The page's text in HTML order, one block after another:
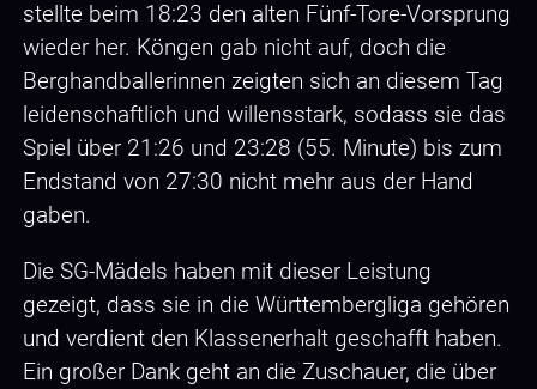
stellte beim 18:23 den alten Fünf-Tore-Vorsprung
wieder her. Köngen gab nicht auf, doch die
Berghandballerinnen zeigten sich an diesem Tag
leidenschaftlich und willensstark, sodass sie das
Spiel über 21:26 und 23:28 (55. Minute) bis zum
Endstand von 27:30 nicht mehr aus der Hand
gaben.
Die SG-Mädels haben mit dieser Leistung
gezeigt, dass sie in die Württembergliga gehören
und verdient den Klassenerhalt geschafft haben.
Ein großer Dank geht an die Zuschauer, die über